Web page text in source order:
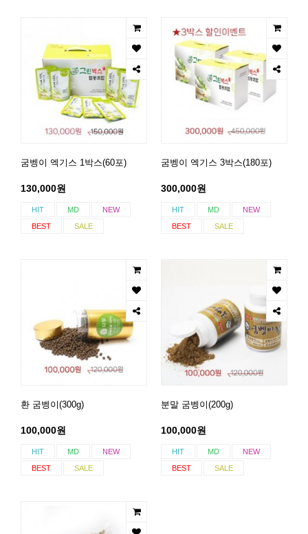
굼벵이 엑기스 1박스(60포)
130,000원
HIT MD
NEW
BEST
SALE
굼벵이 엑기스 3박스(180포)
300,000원
HIT MD
NEW
BEST
SALE
환 굼벵이(300g)
100,000원
HIT MD
NEW
BEST
SALE
분말 굼벵이(200g)
100,000원
HIT MD
NEW
BEST
SALE